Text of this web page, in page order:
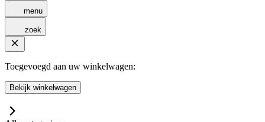
menu
zoek
Toegevoegd aan uw winkelwagen:
Bekijk winkelwagen